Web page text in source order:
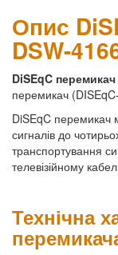
Опис
DSW-
DiSEqC
перемикач
DiSEqC перемикач
сигналів до
транспортування
телевізійному
Технічна